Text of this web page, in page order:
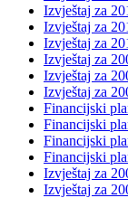
Izvještaj za
Izvještaj za
Izvještaj za
Izvještaj za
Izvještaj za
Izvještaj za
Financijski
Financijski
Financijski
Financijski
Izvještaj za
Izvještaj za